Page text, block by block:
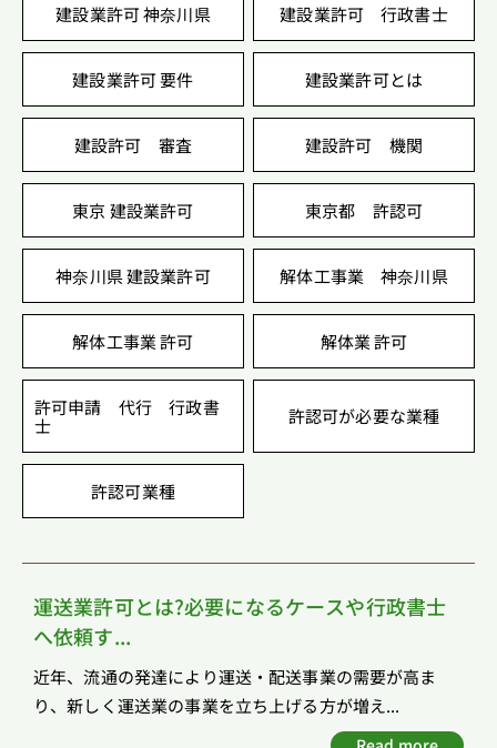
建設業許可 神奈川県 建設業許可 行政書士
建設業許可 要件 建設業許可とは
建設許可 審査 建設許可 機関
東京 建設業許可 東京都 許認可
神奈川県 建設業許可 解体工事業 神奈川県
解体工事業 許可 解体業 許可
許可申請 代行 行政書
士
許認可が必要な業種
許認可業種
運送業許可とは?必要になるケースや行政書士
へ依頼す...
近年、流通の発達により運送・配送事業の需要が高ま
り、新しく運送業の事業を立ち上げる方が増え...